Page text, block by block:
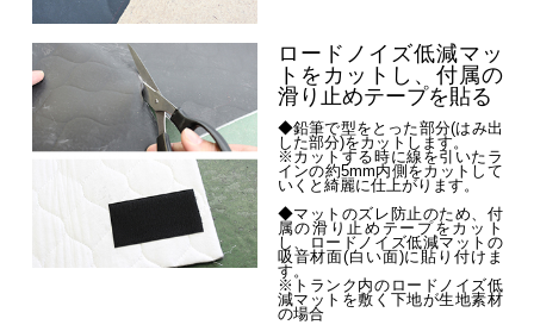
ロードノイズ低減マッ
トをカットし、付属の
滑り止めテープを貼る
◆鉛筆で型をとった部分(はみ出
した部分)をカットします。
※カットする時に線を引いたラ
インの約5mm内側をカットして
いくと綺麗に仕上がります。
◆マットのズレ防止のため、付
属の滑り止めテープをカット
し、ロードノイズ低減マットの
吸音材面(白い面)に貼り付けま
す。
※トランク内のロードノイズ低
減マットを敷く下地が生地素材
の場合